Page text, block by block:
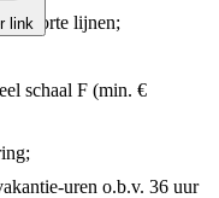
korte lijnen;
schaal F (min. €
uren o.b.v. 36 uur
link